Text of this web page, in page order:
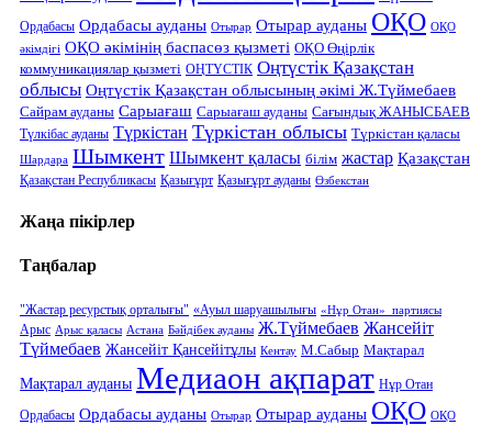
Ордабасы Ордабасы ауданы Отырар Отырар ауданы ОҚО ОҚО
әкімдігі ОҚО әкімінің баспасөз қызметі ОҚО Өңірлік
коммуникациялар қызметі ОҢТҮСТІК Оңтүстік Қазақстан
облысы Оңтүстік Қазақстан облысының әкімі Ж.Түймебаев
Сайрам ауданы Сарыағаш Сарыағаш ауданы Сағындық ЖАНЫСБАЕВ
Түлкібас ауданы Түркістан Түркістан облысы Түркістан қаласы
Шардара Шымкент Шымкент қаласы білім жастар Қазақстан
Қазақстан Республикасы Қазығұрт Қазығұрт ауданы Өзбекстан
Жаңа пікірлер
Таңбалар
"Жастар ресурстық орталығы" «Ауыл шаруашылығы «Нұр Отан» партиясы
Арыс Арыс қаласы Астана Бәйдібек ауданы Ж.Түймебаев Жансейіт
Түймебаев Жансейіт Қансейітұлы Кентау М.Сабыр Мақтарал
Мақтарал ауданы Медиаон ақпарат Нұр Отан
Ордабасы Ордабасы ауданы Отырар Отырар ауданы ОҚО ОҚО